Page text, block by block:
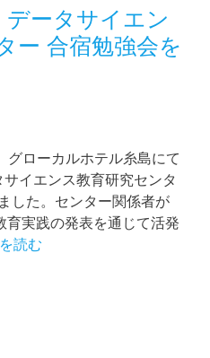
ータサイエン
ー 合宿勉強会を
ローカルホテル糸島にて
イエンス教育研究センタ
した。センター関係者が
実践の発表を通じて活発
読む